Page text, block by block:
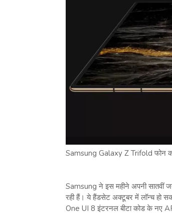
Samsung Galaxy Z Trifold फोन
Samsung ने इस महीने अपनी सातवीं
रही हैं। ये हैंडसेट अक्टूबर में लॉन्च हो
One UI 8 इंटरनल बीटा कोड के नए